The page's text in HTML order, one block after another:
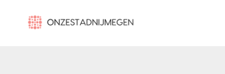
onzestadnijmegen.nl